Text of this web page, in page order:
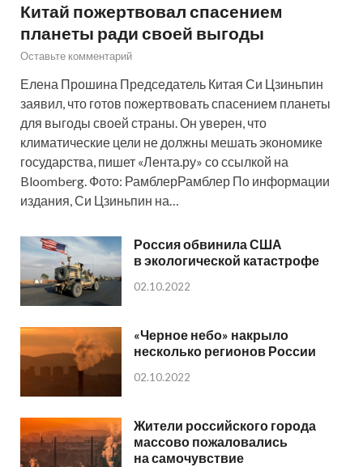
Китай пожертвовал спасением
планеты ради своей выгоды
Оставьте комментарий
Елена Прошина Председатель Китая Си Цзиньпин
заявил, что готов пожертвовать спасением планеты
для выгоды своей страны. Он уверен, что
климатические цели не должны мешать экономике
государства, пишет «Лента.ру» со ссылкой на
Bloomberg. Фото: РамблерРамблер По информации
издания, Си Цзиньпин на…
Россия обвинила США
в экологической катастрофе
02.10.2022
«Черное небо» накрыло
несколько регионов России
02.10.2022
Жители российского города
массово пожаловались
на самочувствие